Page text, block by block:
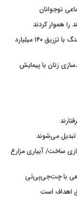
نوجوانان
هموار کردند
مهار موج تعدیل نیروی شرکت‌های فناور پس از جنگ با تزریق ۱۴۰ میلیارد
زنان با پیمایش
تبدیل می‌شوند
ساخت/ آبیاری مزارع
با چت‌جی‌پی‌تی
اهداف است